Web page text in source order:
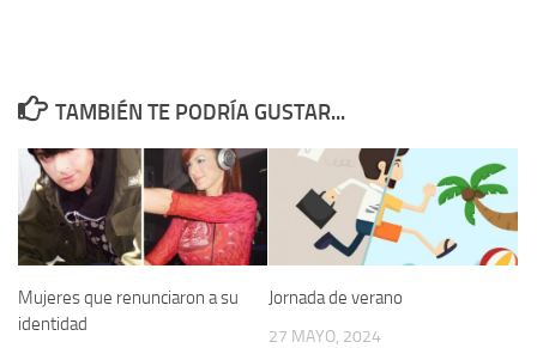
TAMBIÉN TE PODRÍA GUSTAR...
Mujeres que renunciaron a su
identidad
Jornada de verano
27 MAYO, 2024